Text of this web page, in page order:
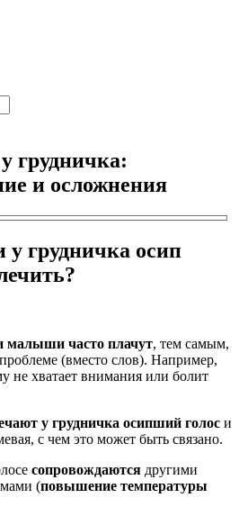
грудничка:
и осложнения
у грудничка осип
малыши часто плачут, тем самым,
(вместо слов). Например,
не хватает внимания или болит
у грудничка осипший голос и
с чем это может быть связано.
сопровождаются другими
(повышение температуры